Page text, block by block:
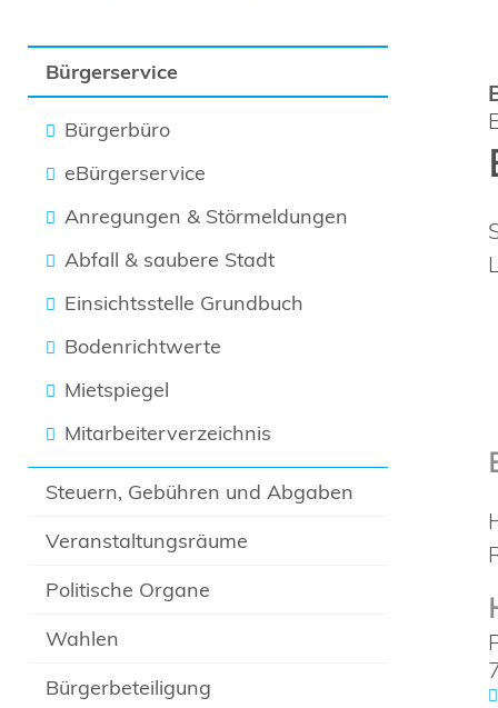
Bürgerservice
Bürgerbüro
eBürgerservice
Anregungen & Störmeldungen
Abfall & saubere Stadt
Einsichtsstelle Grundbuch
Bodenrichtwerte
Mietspiegel
Mitarbeiterverzeichnis
Steuern, Gebühren und Abgaben
Veranstaltungsräume
Politische Organe
Wahlen
Bürgerbeteiligung